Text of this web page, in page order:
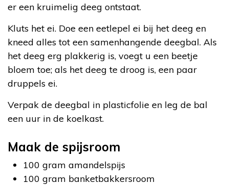
er een kruimelig deeg ontstaat.
Kluts het ei. Doe een eetlepel ei bij het deeg en
kneed alles tot een samenhangende deegbal. Als
het deeg erg plakkerig is, voegt u een beetje
bloem toe; als het deeg te droog is, een paar
druppels ei.
Verpak de deegbal in plasticfolie en leg de bal
een uur in de koelkast.
Maak de spijsroom
100 gram amandelspijs
100 gram banketbakkersroom